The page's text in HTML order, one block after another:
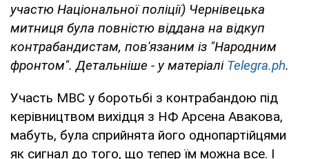
участю Національної поліції) Чернівецька
митниця була повністю віддана на відкуп
контрабандистам, пов'язаним із "Народним
фронтом". Детальніше - у матеріалі Telegra.ph.
Участь МВС у боротьбі з контрабандою під
керівництвом вихідця з НФ Арсена Авакова,
мабуть, була сприйнята його однопартійцями
як сигнал до того, що тепер їм можна все. І